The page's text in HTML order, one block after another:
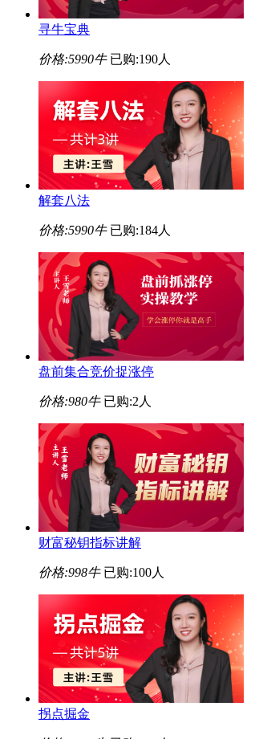
寻牛宝典
价格:5990牛 已购:190人
解套八法
价格:5990牛 已购:184人
盘前集合竞价捉涨停
价格:980牛 已购:2人
财富秘钥指标讲解
价格:998牛 已购:100人
拐点掘金